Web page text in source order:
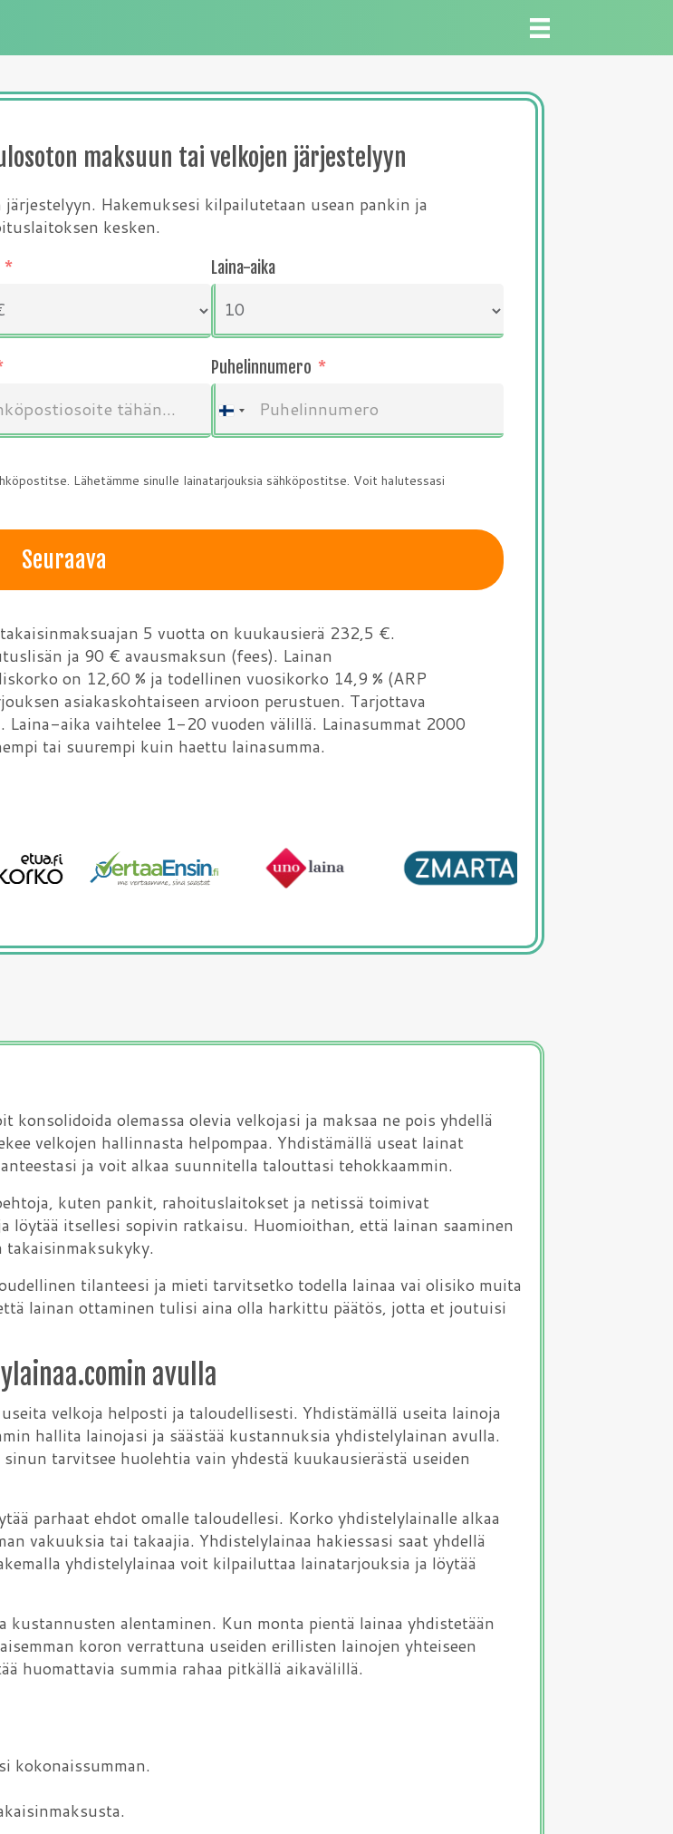
maksuun tai velkojen järjestelyyn
Hakemuksesi kilpailutetaan usean pankin ja
kesken.
Laina-aika
Puhelinnumero
F
i
l
n
3
8
Lähetämme sinulle lainatarjouksia sähköpostitse. Voit halutessasi
Seuraava
5 vuotta on kuukausierä 232,5 €.
ja 90 € avausmaksun (fees). Lainan
on 12,60 % ja todellinen vuosikorko 14,9 % (ARP
asiakaskohtaiseen arvioon perustuen. Tarjottava
Laina-aika vaihtelee 1-20 vuoden välillä. Lainasummat 2000
tai suurempi kuin haettu lainasumma.
olemassa olevia velkojasi ja maksaa ne pois yhdellä
velkojen hallinnasta helpompaa. Yhdistämällä useat lainat
ja voit alkaa suunnitella talouttasi tehokkaammin.
kuten pankit, rahoituslaitokset ja netissä toimivat
löytää itsellesi sopivin ratkaisu. Huomioithan, että lainan saaminen
tilanteesi ja mieti tarvitsetko todella lainaa vai olisiko muita
lainan ottaminen tulisi aina olla harkittu päätös, jotta et joutuisi
avulla
velkoja helposti ja taloudellisesti. Yhdistämällä useita lainoja
hallita lainojasi ja säästää kustannuksia yhdistelylainan avulla.
tarvitsee huolehtia vain yhdestä kuukausierästä useiden
parhaat ehdot omalle taloudellesi. Korko yhdistelylainalle alkaa
vakuuksia tai takaajia. Yhdistelylainaa hakiessasi saat yhdellä
yhdistelylainaa voit kilpailuttaa lainatarjouksia ja löytää
alentaminen. Kun monta pientä lainaa yhdistetään
koron verrattuna useiden erillisten lainojen yhteiseen
huomattavia summia rahaa pitkällä aikavälillä.
kokonaissumman.